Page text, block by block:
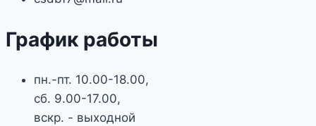
График работы
пн.-пт. 10.00-18.00,
сб. 9.00-17.00,
вскр. - выходной